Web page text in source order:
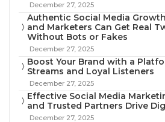
December 27, 2025
Authentic Social Media
and Marketers Can Get Real
Without Bots or Fakes
December 27, 2025
Boost Your Brand with a
Streams and Loyal Listeners
December 27, 2025
Effective Social Media
and Trusted Partners Drive
December 27, 2025